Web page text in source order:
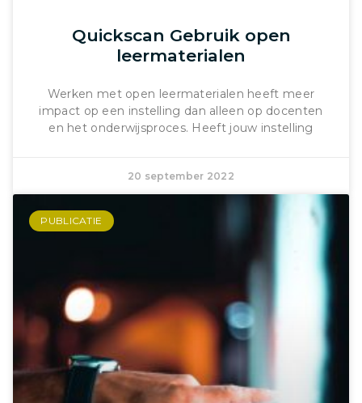
Quickscan Gebruik open
leermaterialen
Werken met open leermaterialen heeft meer
impact op een instelling dan alleen op docenten
en het onderwijsproces. Heeft jouw instelling
20 september 2022
PUBLICATIE